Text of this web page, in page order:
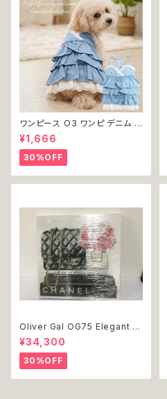
ワンピース O3 ワンピ デニム プ
リーツ レース 女の子 犬 犬服
小型 猫 服 洋服 ペット dog ド
ッグウェア おしゃれ かわいい 返
品交換不可
¥1,666
30%OFF
Oliver Gal OG75 Elegant E
ssentials Paris 絵 アート イ
ンテリア お祝い 贈り物 プレゼ
ント 結婚 新築 開店 周年 バー
スデイ 誕生日 ご褒美
¥34,300
30%OFF